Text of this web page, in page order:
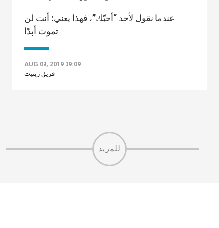
عندما نقول لأحد “أحبّك”، فهذا يعني: أنت لن
تموت أبدًا
AUG 09, 2019 09:09
فريق زينيت
للمزيد